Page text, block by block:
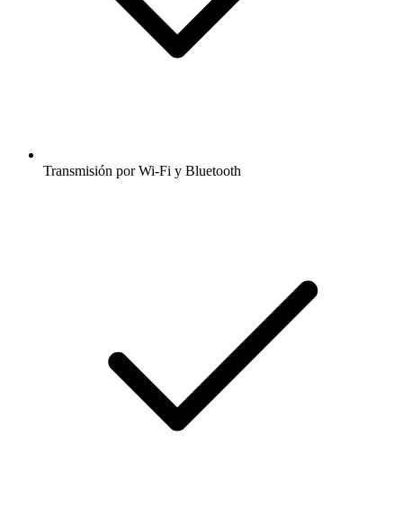
Transmisión por Wi-Fi y Bluetooth